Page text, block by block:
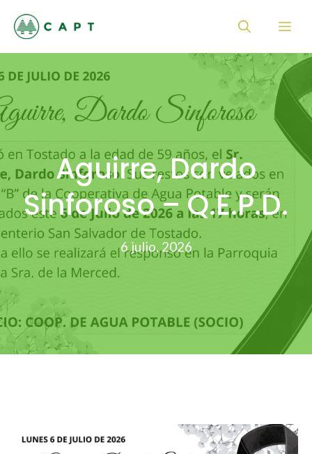
Aguirre, Dardo
Sinforoso – Q.E.P.D.
6 julio, 2026